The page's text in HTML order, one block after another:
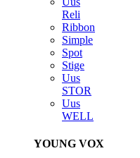
Reli
Ribbon
Simple
Spot
Stige
Uus
STOR
Uus
WELL
YOUNG VOX